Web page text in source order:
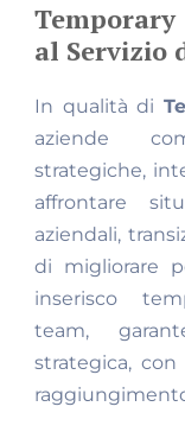
al Servizio
In qualità di
aziende
strategiche,
affrontare
aziendali,
di migliorare
inserisco
team,
strategica,